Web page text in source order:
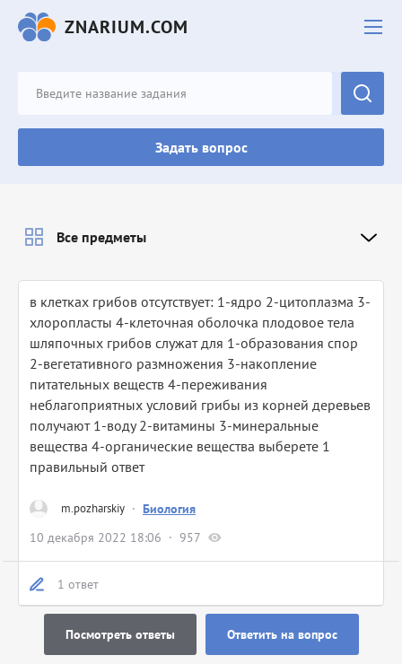
ZNARIUM.COM
Задать вопрос
m.pozharskiy · Биология
10 декабря 2022 18:06
957
в клетках грибов отсутствует: 1-ядро 2-цитоплазма 3-
хлоропласты 4-клеточная оболочка плодовое тела
шляпочных грибов служат для 1-образования спор
2-вегетативного размножения 3-накопление
питательных веществ 4-переживания
неблагоприятных условий грибы из корней деревьев
получают 1-воду 2-витамины 3-минеральные
вещества 4-органические вещества выберете 1
правильный ответ
1 ответ
Посмотреть ответы Ответить на вопрос
Все предметы